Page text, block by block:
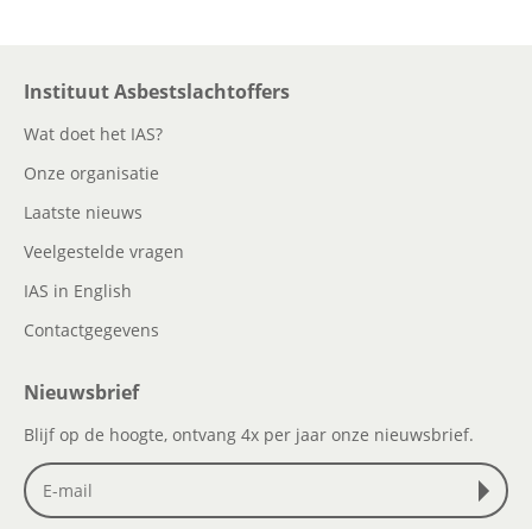
Instituut Asbestslachtoffers
Wat doet het IAS?
Onze organisatie
Laatste nieuws
Veelgestelde vragen
IAS in English
Contactgegevens
Nieuwsbrief
Blijf op de hoogte, ontvang 4x per jaar onze nieuwsbrief.